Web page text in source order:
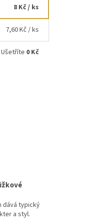
8 Kč/ ks
7,60 Kč / ks
Ušetříte 0 Kč
dává typický
a styl.